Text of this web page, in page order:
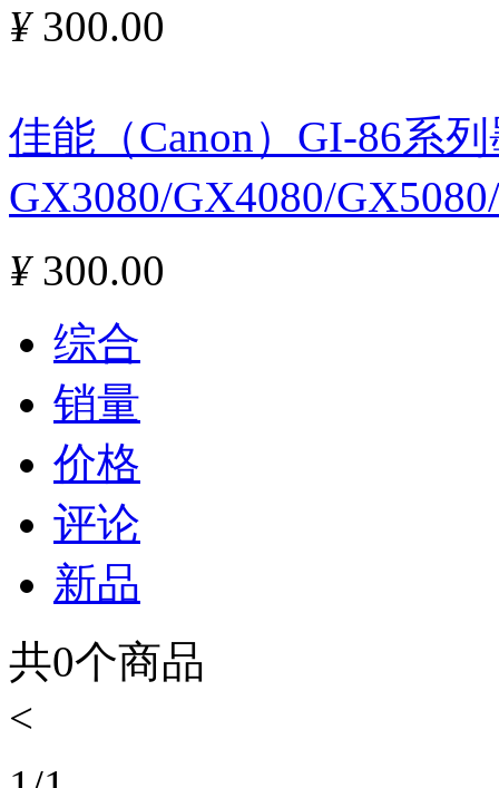
¥300.00
佳能（Canon）GI-86系
GX3080/GX4080/
¥300.00
综合
销量
价格
评论
新品
共0个商品
<